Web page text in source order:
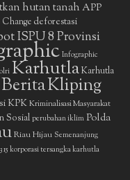
hutan tanah APP
deforestasi
ISPU 8 Provinsi
Infographic
KarhutlaKarhutla
Kliping
KPKKriminalisasi Masyarakat
Sosial perubahan iklim Polda
Riau Hijau Semenanjung
15 korporasi tersangka karhutla